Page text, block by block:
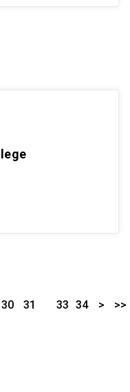
30
31
33 34 > >>